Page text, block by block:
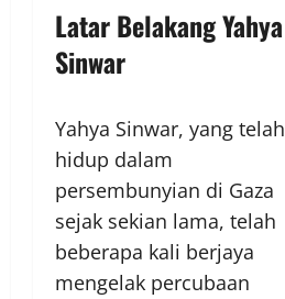
Latar Belakang Yahya
Sinwar
Yahya Sinwar, yang telah
hidup dalam
persembunyian di Gaza
sejak sekian lama, telah
beberapa kali berjaya
mengelak percubaan